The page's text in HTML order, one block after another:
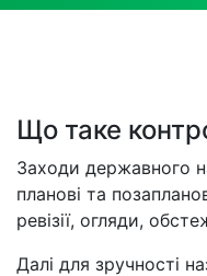
Що таке
Заходи державного
планові та
ревізії, огляди,
Далі для зручності